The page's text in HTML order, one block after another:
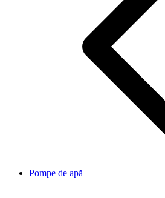
Pompe de apă